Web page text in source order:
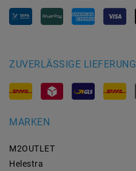
ZUVERLÄSSIGE LIEFERUNG
MARKEN
M2OUTLET
Helestra